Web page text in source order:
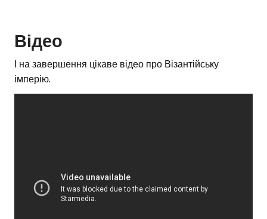
Відео
І на завершення цікаве відео про Візантійську
імперію.